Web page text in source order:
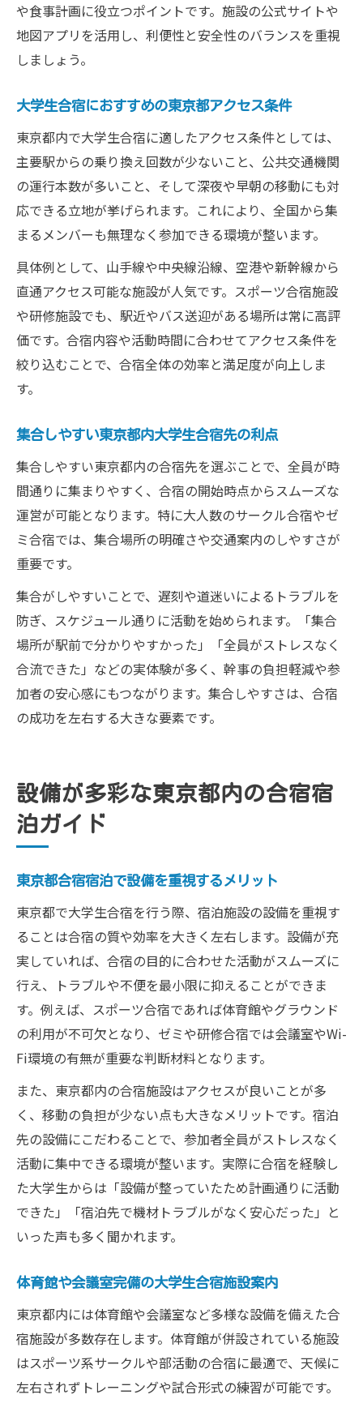
や食事計画に役立つポイントです。施設の公式サイトや
地図アプリを活用し、利便性と安全性のバランスを重視
しましょう。
大学生合宿におすすめの東京都アクセス条件
東京都内で大学生合宿に適したアクセス条件としては、
主要駅からの乗り換え回数が少ないこと、公共交通機関
の運行本数が多いこと、そして深夜や早朝の移動にも対
応できる立地が挙げられます。これにより、全国から集
まるメンバーも無理なく参加できる環境が整います。
具体例として、山手線や中央線沿線、空港や新幹線から
直通アクセス可能な施設が人気です。スポーツ合宿施設
や研修施設でも、駅近やバス送迎がある場所は常に高評
価です。合宿内容や活動時間に合わせてアクセス条件を
絞り込むことで、合宿全体の効率と満足度が向上しま
す。
集合しやすい東京都内大学生合宿先の利点
集合しやすい東京都内の合宿先を選ぶことで、全員が時
間通りに集まりやすく、合宿の開始時点からスムーズな
運営が可能となります。特に大人数のサークル合宿やゼ
ミ合宿では、集合場所の明確さや交通案内のしやすさが
重要です。
集合がしやすいことで、遅刻や道迷いによるトラブルを
防ぎ、スケジュール通りに活動を始められます。「集合
場所が駅前で分かりやすかった」「全員がストレスなく
合流できた」などの実体験が多く、幹事の負担軽減や参
加者の安心感にもつながります。集合しやすさは、合宿
の成功を左右する大きな要素です。
設備が多彩な東京都内の合宿宿
泊ガイド
東京都合宿宿泊で設備を重視するメリット
東京都で大学生合宿を行う際、宿泊施設の設備を重視す
ることは合宿の質や効率を大きく左右します。設備が充
実していれば、合宿の目的に合わせた活動がスムーズに
行え、トラブルや不便を最小限に抑えることができま
す。例えば、スポーツ合宿であれば体育館やグラウンド
の利用が不可欠となり、ゼミや研修合宿では会議室やWi-
Fi環境の有無が重要な判断材料となります。
また、東京都内の合宿施設はアクセスが良いことが多
く、移動の負担が少ない点も大きなメリットです。宿泊
先の設備にこだわることで、参加者全員がストレスなく
活動に集中できる環境が整います。実際に合宿を経験し
た大学生からは「設備が整っていたため計画通りに活動
できた」「宿泊先で機材トラブルがなく安心だった」と
いった声も多く聞かれます。
体育館や会議室完備の大学生合宿施設案内
東京都内には体育館や会議室など多様な設備を備えた合
宿施設が多数存在します。体育館が併設されている施設
はスポーツ系サークルや部活動の合宿に最適で、天候に
左右されずトレーニングや試合形式の練習が可能です。